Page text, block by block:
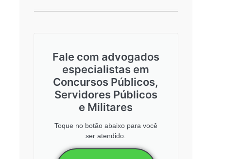
Fale com advogados
especialistas em
Concursos Públicos,
Servidores Públicos
e Militares
Toque no botão abaixo para você
ser atendido.